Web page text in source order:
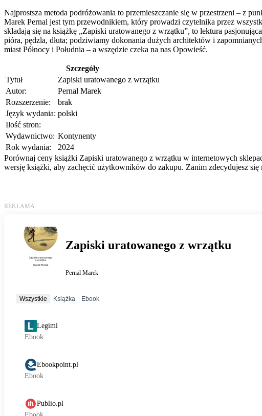
Najprostsza metoda podróżowania to przemieszczanie się w przestrzeni – z
Marek Pernal jest tym przewodnikiem, który prowadzi czytelnika przez
składają się na książkę „Zapiski uratowanego z wrzątku”, to lektura
pióra, pędzla, dłuta; podziwiamy dokonania dużych architektów i
miast Północy i Południa – a wszędzie czeka na nas Opowieść.
Szczegóły
Tytuł
Zapiski uratowanego z wrzątku
Autor:
Pernal Marek
Rozszerzenie:
brak
Język wydania: polski
Ilość stron:
Wydawnictwo: Kontynenty
Rok wydania:
2024
Porównaj ceny książki Zapiski uratowanego z wrzątku w internetowych
wersję książki, aby zachęcić użytkowników do zakupu. Zanim zdecydujesz się